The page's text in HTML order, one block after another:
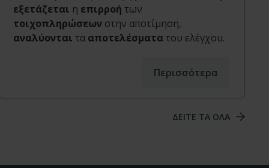
εξετάζεται η επιρροή των
τοιχοπληρώσεων στην αποτίμηση,
αναλύονται τα αποτελέσματατου ελέγχου.
Περισσότερα
ΔΕΙΤΕ ΤΑ ΟΛΑ